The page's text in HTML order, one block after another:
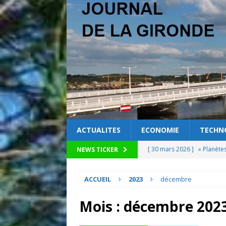
ACTUALITES ECONOMIE
NEWS TICKER [ 30 mars 2026 ] «
[ 25 mars 2026 ]
pour la mobilisation locale
ACCUEIL 2023 décembre
Mois : décembre